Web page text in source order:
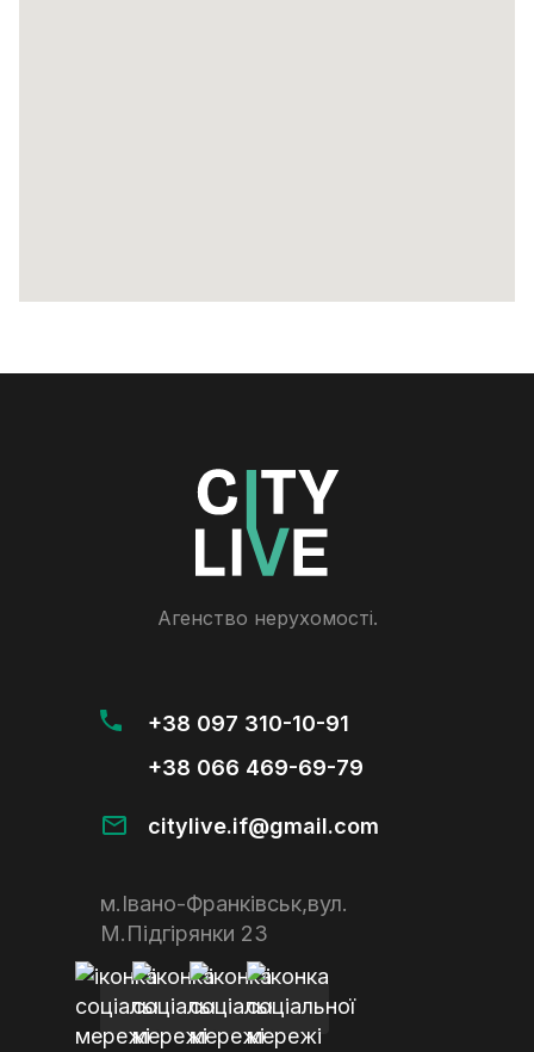
+38 097 310-10-91
+38 066 469-69-79
citylive.if@gmail.com
Агенство нерухомості.
м.Івано-Франківськ,вул.
М.Підгірянки 23